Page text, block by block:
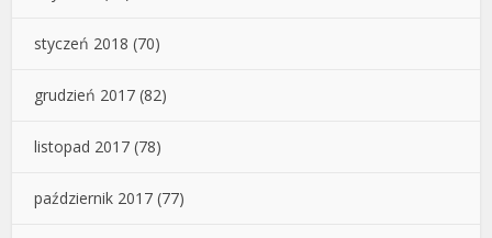
styczeń 2018 (70)
grudzień 2017 (82)
listopad 2017 (78)
październik 2017 (77)